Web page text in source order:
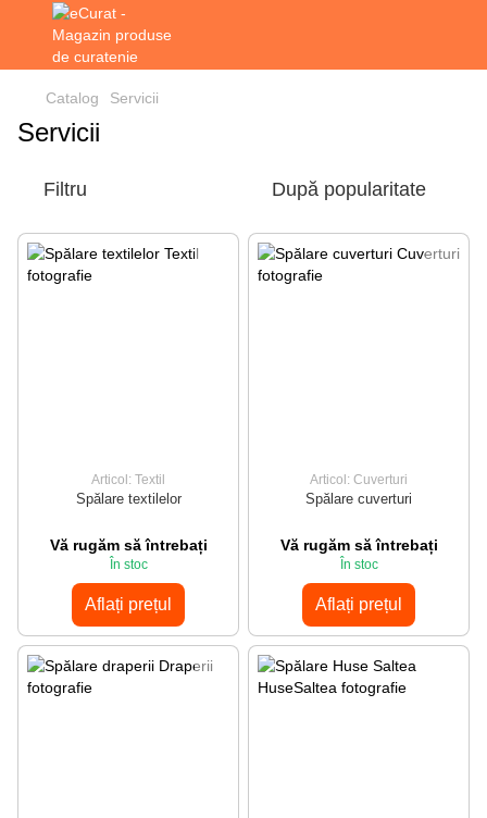
Catalog Servicii
Servicii
Filtru După popularitate
Articol: Textil
Spălare textilelor
Vă rugăm să întrebați
În stoc
Aflați prețul
Articol: Cuverturi
Spălare cuverturi
Vă rugăm să întrebați
În stoc
Aflați prețul